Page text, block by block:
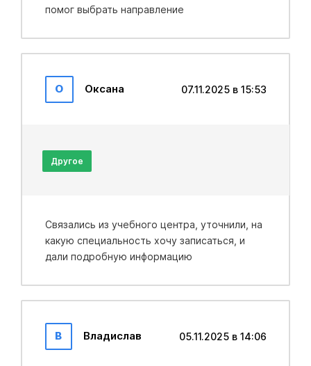
помог выбрать направление
О Оксана 07.11.2025 в 15:53
Другое
Связались из учебного центра, уточнили, на
какую специальность хочу записаться, и
дали подробную информацию
В Владислав 05.11.2025 в 14:06